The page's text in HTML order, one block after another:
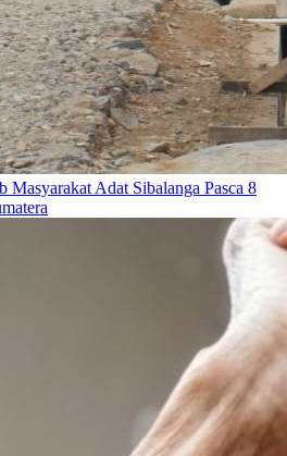
Masyarakat Adat Sibalanga Pasca 8